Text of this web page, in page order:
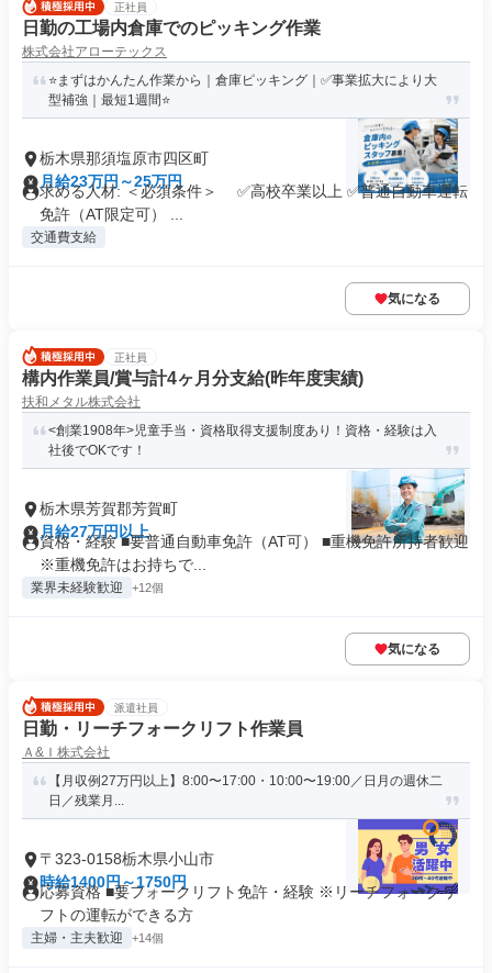
正社員
日勤の工場内倉庫でのピッキング作業
株式会社アローテックス
⭐️まずはかんたん作業から｜倉庫ピッキング｜✅事業拡大により大
型補強｜最短1週間⭐️
栃木県那須塩原市四区町
月給23万円～25万円
求める人材: ＜必須条件＞ ✅高校卒業以上 ✅普通自動車運転
免許（AT限定可） ...
交通費支給
気になる
正社員
構内作業員/賞与計4ヶ月分支給(昨年度実績)
扶和メタル株式会社
<創業1908年>児童手当・資格取得支援制度あり！資格・経験は入
社後でOKです！
栃木県芳賀郡芳賀町
月給27万円以上
資格・経験 ■要普通自動車免許（AT可） ■重機免許所持者歓迎
※重機免許はお持ちで...
業界未経験歓迎 +12個
気になる
派遣社員
日勤・リーチフォークリフト作業員
Ａ&Ｉ株式会社
【月収例27万円以上】8:00〜17:00・10:00〜19:00／日月の週休二
日／残業月...
〒323-0158栃木県小山市
時給1400円～1750円
応募資格 ■要フォークリフト免許・経験 ※リーチフォークリ
フトの運転ができる方
主婦・主夫歓迎 +14個